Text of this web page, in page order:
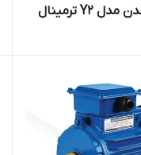
سه فاز پوسته چدن مدل Y2 ترمینال